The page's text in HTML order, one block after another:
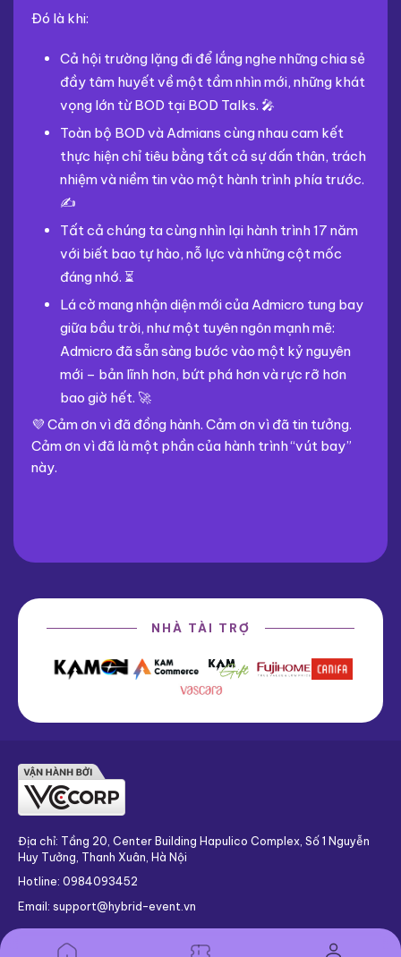
Đó là khi:
Cả hội trường lặng đi để lắng nghe những chia sẻ
đầy tâm huyết về một tầm nhìn mới, những khát
vọng lớn từ BOD tại BOD Talks. 🎤
Toàn bộ BOD và Admians cùng nhau cam kết
thực hiện chỉ tiêu bằng tất cả sự dấn thân, trách
nhiệm và niềm tin vào một hành trình phía trước.
✍️
Tất cả chúng ta cùng nhìn lại hành trình 17 năm
với biết bao tự hào, nỗ lực và những cột mốc
đáng nhớ. ⏳
Lá cờ mang nhận diện mới của Admicro tung bay
giữa bầu trời, như một tuyên ngôn mạnh mẽ:
Admicro đã sẵn sàng bước vào một kỷ nguyên
mới – bản lĩnh hơn, bứt phá hơn và rực rỡ hơn
bao giờ hết. 🚀
💜 Cảm ơn vì đã đồng hành. Cảm ơn vì đã tin tưởng.
Cảm ơn vì đã là một phần của hành trình “vút bay”
này.
NHÀ TÀI TRỢ
Địa chỉ: Tầng 20, Center Building Hapulico Complex, Số 1 Nguyễn
Huy Tưởng, Thanh Xuân, Hà Nội
Hotline: 0984093452
Email: support@hybrid-event.vn